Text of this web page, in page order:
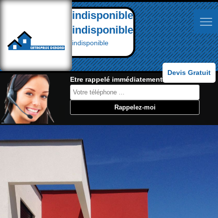
indisponible
indisponible
indisponible
Devis Gratuit
Etre rappelé immédiatement: